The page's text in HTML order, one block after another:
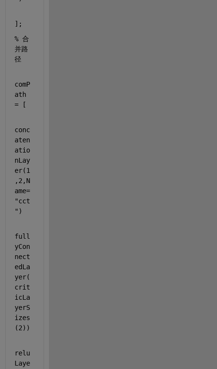
];
% 合
并路
径
comP
ath
= [
conc
aten
atio
nLay
er(1
,2,N
ame=
"cct
" )
full
yCon
nect
edLa
yer(
crit
icLa
yerS
izes
(2))
relu
Laye